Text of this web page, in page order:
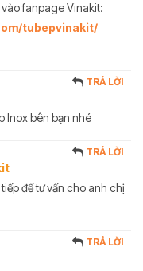
fanpage Vinakit:
tubepvinakit/
TRẢ LỜI
Inox bên bạn nhé
TRẢ LỜI
để tư vấn cho anh chị
TRẢ LỜI